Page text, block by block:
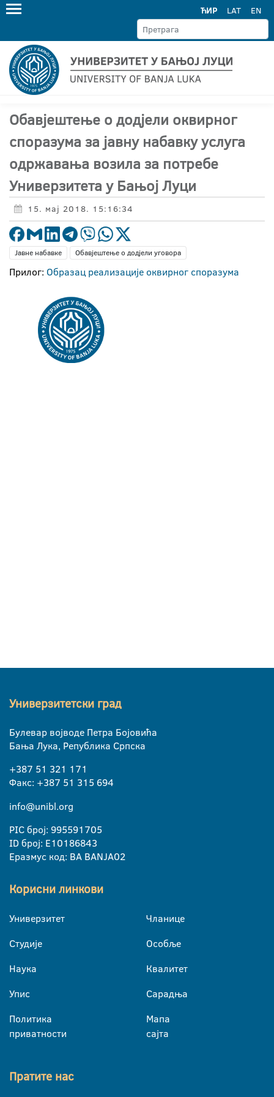
ЋИР LAT EN
Обавјештење о додјели оквирног
споразума за јавну набавку услуга
одржавања возила за потребе
Универзитета у Бањој Луци
15. мај 2018. 15:16:34
Јавне набавке Обавјештење о додјели уговора
Прилог: Образац реализације оквирног споразума
Универзитетски град
Булевар војводе Петра Бојовића
Бања Лука, Република Српска
+387 51 321 171
Факс: +387 51 315 694
info@unibl.org
PIC број: 995591705
ID број: E10186843
Еразмус код: BA BANJA02
Корисни линкови
Универзитет
Студије
Наука
Упис
Политика
приватности
Чланице
Особље
Квалитет
Сарадња
Мапа
сајта
Пратите нас